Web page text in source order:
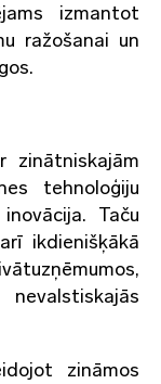
izmantot
ražošanai un
zinātniskajām
tehnoloģiju
Taču
ikdienišķākā
zināmos